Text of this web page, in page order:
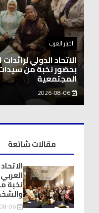
اخبار العرب
اغنيتين وطنيتين
بركات
2026-08-06
مقالات شائعة
نخبة
2026-08-06